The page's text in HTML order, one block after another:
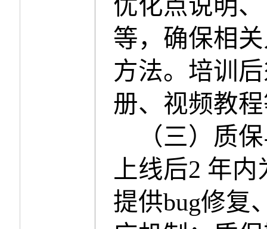
优化点说明
等，确保相
方法。培训
册、视频教
（三）质
上线后2 年内
提供bug修复